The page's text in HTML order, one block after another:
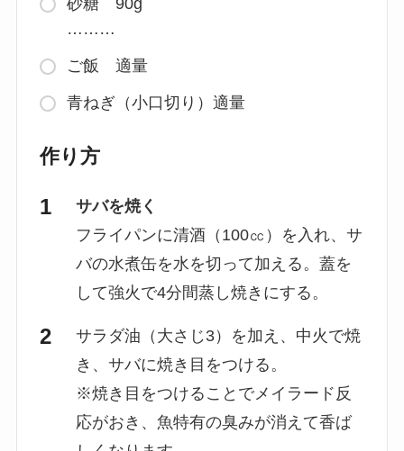
………
ご飯 適量
青ねぎ（小口切り）適量
作り方
サバを焼く
フライパンに清酒（100㏄）を入れ、サ
バの水煮缶を水を切って加える。蓋を
して強火で4分間蒸し焼きにする。
サラダ油（大さじ3）を加え、中火で焼
き、サバに焼き目をつける。
※焼き目をつけることでメイラード反
応がおき、魚特有の臭みが消えて香ば